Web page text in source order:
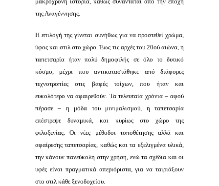
μακρόχρονη ιστορία, καθώς συναντάται από την εποχή
της Αναγέννησης.
Η επιλογή της γίνεται συνήθως για να προστεθεί χρώμα,
ύφος και στιλ στο χώρο. Έως τις αρχές του 20ού αιώνα, η
ταπετσαρία ήταν πολύ δημοφιλής σε όλο το δυτικό
κόσμο, μέχρι που αντικαταστάθηκε από διάφορες
τεχνοτροπίες στις βαφές τοίχων, που ήταν και
ευκολότερο να αφαιρεθούν. Τα τελευταία χρόνια – αφού
πέρασε – η μόδα του μινιμαλισμού, η ταπετσαρία
επέστρεψε δυναμικά, και κυρίως στο χώρο της
φιλοξενίας. Οι νέες μέθοδοι τοποθέτησης αλλά και
αφαίρεσης ταπετσαρίας, καθώς και τα εξελιγμένα υλικά,
την κάνουν πανεύκολη στην χρήση, ενώ τα σχέδια και οι
υφές είναι πραγματικά απεριόριστα, για να ταιριάξουν
στο στιλ κάθε ξενοδοχείου.